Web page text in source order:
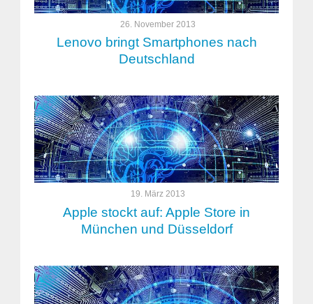
26. November 2013
Lenovo bringt Smartphones nach
Deutschland
19. März 2013
Apple stockt auf: Apple Store in
München und Düsseldorf